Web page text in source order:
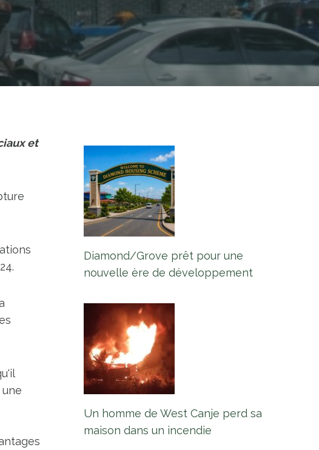
et
Diamond/Grove prêt pour une
nouvelle ère de développement
Un homme de West Canje perd sa
maison dans un incendie